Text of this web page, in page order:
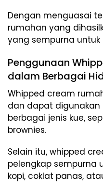
Dengan menguasai
rumahan yang
yang sempurna
Penggunaan
dalam Berbagai
Whipped cream
dan dapat
berbagai jenis kue,
brownies.
Selain itu, whipped
pelengkap sempurna
kopi, coklat panas,